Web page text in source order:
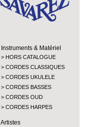
Instruments & Matériel
HORS CATALOGUE
CORDES CLASSIQUES
CORDES UKULELE
CORDES BASSES
CORDES OUD
CORDES HARPES
Artistes